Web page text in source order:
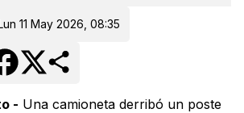
Lun 11 May 2026, 08:35
- Una camioneta derribó un poste